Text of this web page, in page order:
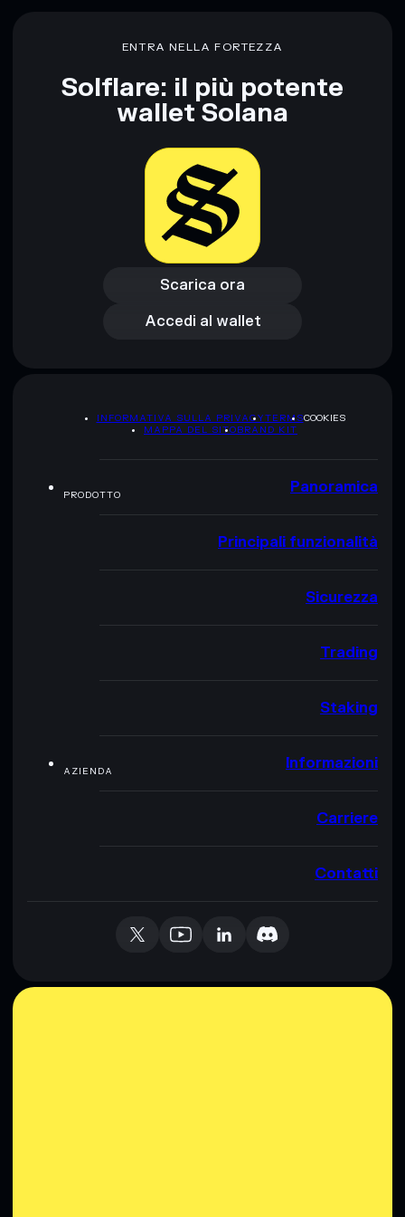
ENTRA NELLA FORTEZZA
Solflare: il più potente
wallet Solana
Scarica ora
Scarica ora
Accedi al wallet
Accedi al wallet
INFORMATIVA SULLA PRIVACYTERMSCOOKIES
MAPPA DEL SITOBRAND KIT
PRODOTTO Panoramica
Principali funzionalità
Sicurezza
Trading
Staking
AZIENDA Informazioni
Carriere
Contatti